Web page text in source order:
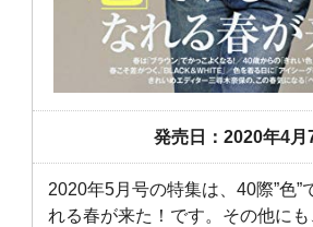
発売日：2020年4月
2020年5月号の特集は、40際”色”
れる春が来た！です。その他に